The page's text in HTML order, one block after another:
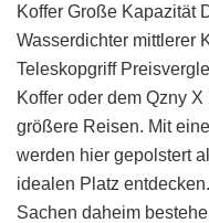
Koffer Große Kapazität
Wasserdichter mittlerer
Teleskopgriff
Koffer oder dem Qzny
größere Reisen. Mit
werden hier gepolstert
idealen Platz
Sachen daheim